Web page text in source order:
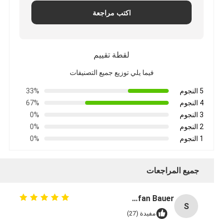
اكتب مراجعة
لقطة تقييم
فيما يلي توزيع جميع التصنيفات
5 النجوم
33%
4 النجوم
67%
3 النجوم
0%
2 النجوم
0%
1 النجوم
0%
جميع المراجعات
S
Stefan Bauer
مفيدة (27)